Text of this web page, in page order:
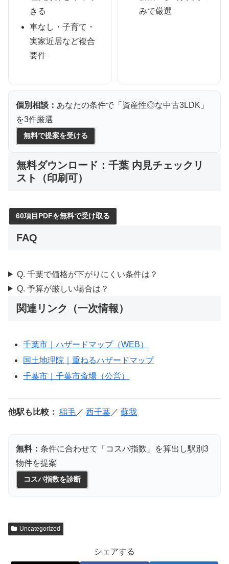
きる
車なし・子育て・
実家近居など複合
要件
みで厳選
個別相談： あなたの条件で「資産性◎な中古3LDK」
を3件厳選
無料で提案を受ける
無料ダウンロード：千葉 内見チェックリ
スト（印刷可）
60項目PDFを無料で受け取る
FAQ
Q. 千葉で価格が下がりにくい条件は？
Q. 予算が厳しい場合は？
関連リンク（一次情報）
千葉市｜ハザードマップ（WEB）
国土地理院｜重ねるハザードマップ
千葉市｜千葉市斎場（公営）
他駅も比較： 稲毛 ／ 西千葉 ／ 蘇我
無料： 条件に合わせて「コスパ指数」を算出し駅別3
物件を提案
コスパ指数を診断
Uncategorized
シェアする